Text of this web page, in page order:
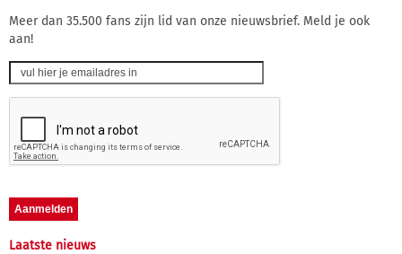
Meer dan 35.500 fans zijn lid van onze nieuwsbrief. Meld je ook
aan!
Laatste nieuws